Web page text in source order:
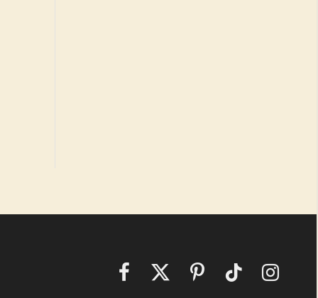
Facebook
X
PinterestTikTok Instagram